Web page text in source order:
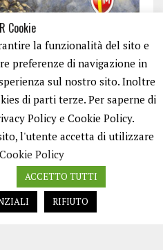
Cookie
la funzionalità del sito e
preferenze di navigazione in
sul nostro sito. Inoltre
di parti terze. Per saperne di
Policy e Cookie Policy.
l'utente accetta di utilizzare
Cookie Policy
ACCETTO TUTTI
RIFIUTO